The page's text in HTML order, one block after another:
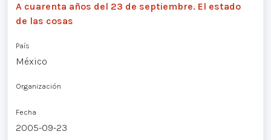
A cuarenta años del 23 de septiembre. El estado
de las cosas
País
México
Organización
Fecha
2005-09-23